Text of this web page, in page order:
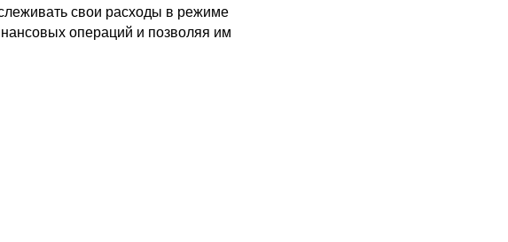
свои расходы в режиме
операций и позволяя им